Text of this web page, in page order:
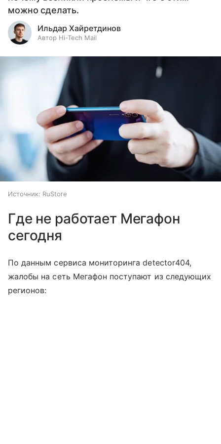
можно сделать.
Ильдар Хайретдинов
Автор Hi-Tech Mail
Источник: RuStore
Где не работает Мегафон
сегодня
По данным сервиса мониторинга detector404,
жалобы на сеть Мегафон поступают из следующих
регионов: